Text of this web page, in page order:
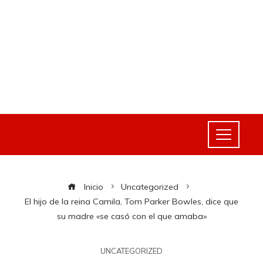
Inicio
Uncategorized
El hijo de la reina Camila, Tom Parker Bowles, dice que
su madre «se casó con el que amaba»
UNCATEGORIZED